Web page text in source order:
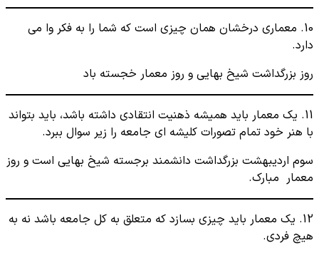
10. معماری درخشان همان چیزی است که شما را به فکر وا می
دارد.
روز بزرگداشت شیخ بهایی و روز معمار خجسته باد
11. یک معمار باید همیشه ذهنیت انتقادی داشته باشد، باید بتواند
با هنر خود تمام تصورات کلیشه ای جامعه را زیر سوال ببرد.
سوم اردیبهشت بزرگداشت دانشمند برجسته شیخ بهایی است و روز
معمار مبارک.
12. یک معمار باید چیزی بسازد که متعلق به کل جامعه باشد نه به
هیچ فردی.